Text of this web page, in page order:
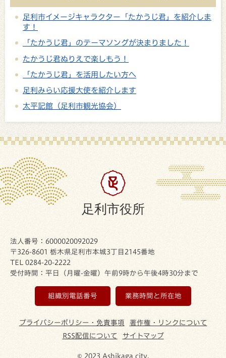
足利市イメージキャラクター「たかうじ君」を紹介しま
す！
「たかうじ君」のテーマソングが決まりました！
たかうじ君ぬりえで楽しもう！
「たかうじ君」を活用したい方へ
足利みらい応援大使を紹介します
太平記館（足利市観光協会）
足利市役所
法人番号：6000020092029
〒326-8601 栃木県足利市本城3丁目2145番地
TEL 0284-20-2222
受付時間：平日（月曜-金曜）午前9時から午後4時30分まで
組織別電話番号 業務時間と所在地
プライバシーポリシー・免責事項
著作権・リンクについて
RSS配信について
サイトマップ
© 2023 Ashikaga city.